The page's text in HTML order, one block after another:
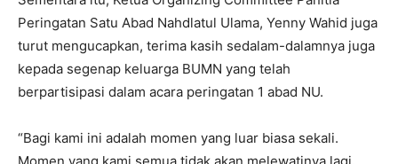
Peringatan Satu Abad Nahdlatul Ulama, Yenny Wahid juga
turut mengucapkan, terima kasih sedalam-dalamnya juga
kepada segenap keluarga BUMN yang telah
berpartisipasi dalam acara peringatan 1 abad NU.
“Bagi kami ini adalah momen yang luar biasa sekali.
Momen yang kami semua tidak akan melewatinya lagi.